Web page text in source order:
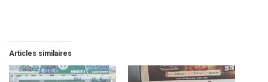
Articles similaires